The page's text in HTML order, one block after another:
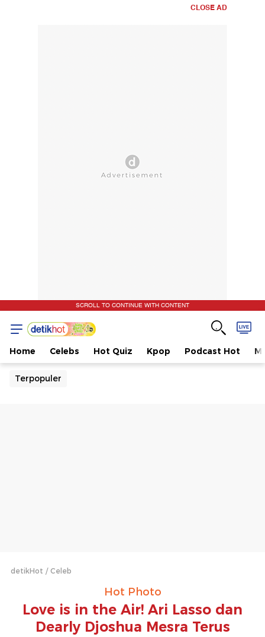
CLOSE AD
SCROLL TO CONTINUE WITH CONTENT
Home Celebs Hot Quiz Kpop Podcast Hot
Terpopuler
detikHot Celeb
Hot Photo
Love is in the Air! Ari Lasso dan
Dearly Djoshua Mesra Terus